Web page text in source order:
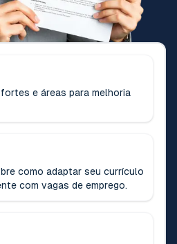
e áreas para melhoria
como adaptar seu currículo
com vagas de emprego.